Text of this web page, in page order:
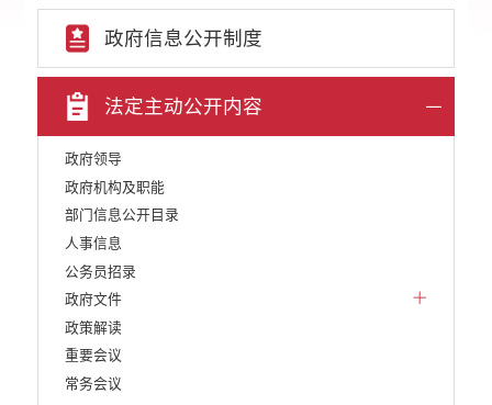
政府信息公开制度
法定主动公开内容
政府领导
政府机构及职能
部门信息公开目录
人事信息
公务员招录
政府文件
政策解读
重要会议
常务会议